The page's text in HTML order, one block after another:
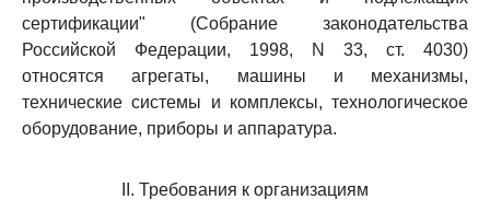
сертификации" (Собрание законодательства
Российской Федерации, 1998, N 33, ст. 4030)
относятся агрегаты, машины и механизмы,
технические системы и комплексы, технологическое
оборудование, приборы и аппаратура.
II. Требования к организациям